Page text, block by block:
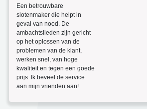
Een betrouwbare
slotenmaker die helpt in
geval van nood. De
ambachtslieden zijn gericht
op het oplossen van de
problemen van de klant,
werken snel, van hoge
kwaliteit en tegen een goede
prijs. Ik beveel de service
aan mijn vrienden aan!